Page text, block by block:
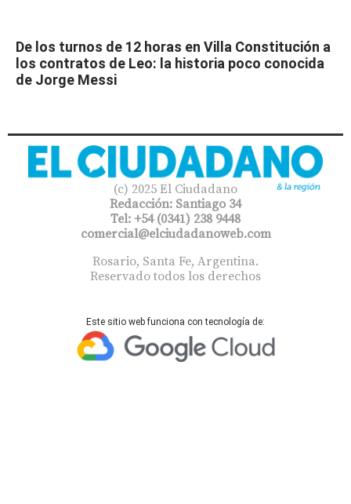
De los turnos de 12 horas en Villa Constitución a
los contratos de Leo: la historia poco conocida
de Jorge Messi
(c) 2025 El Ciudadano
Redacción: Santiago 34
Tel: +54 (0341) 238 9448
comercial@elciudadanoweb.com​
Rosario, Santa Fe, Argentina.
Reservado todos los derechos
Este sitio web funciona con tecnología de: